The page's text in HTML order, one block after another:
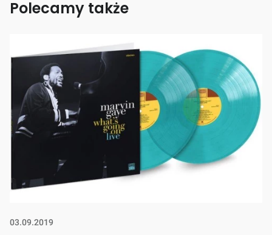
Polecamy także
03.09.2019